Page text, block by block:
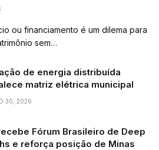
ou financiamento é um dilema para
sem…
de energia distribuída
matriz elétrica municipal
30, 2026
Fórum Brasileiro de Deep
e reforça posição de Minas